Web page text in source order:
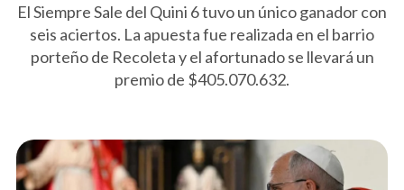
El Siempre Sale del Quini 6 tuvo un único ganador con
seis aciertos. La apuesta fue realizada en el barrio
porteño de Recoleta y el afortunado se llevará un
premio de $405.070.632.